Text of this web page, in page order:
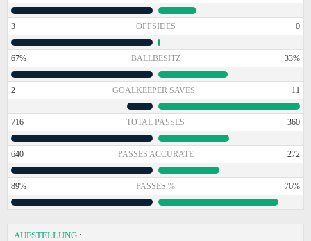
3 OFFSIDES 0
67% BALLBESITZ 33%
2 GOALKEEPER SAVES 11
716 TOTAL PASSES 360
640 PASSES ACCURATE 272
89% PASSES % 76%
AUFSTELLUNG :